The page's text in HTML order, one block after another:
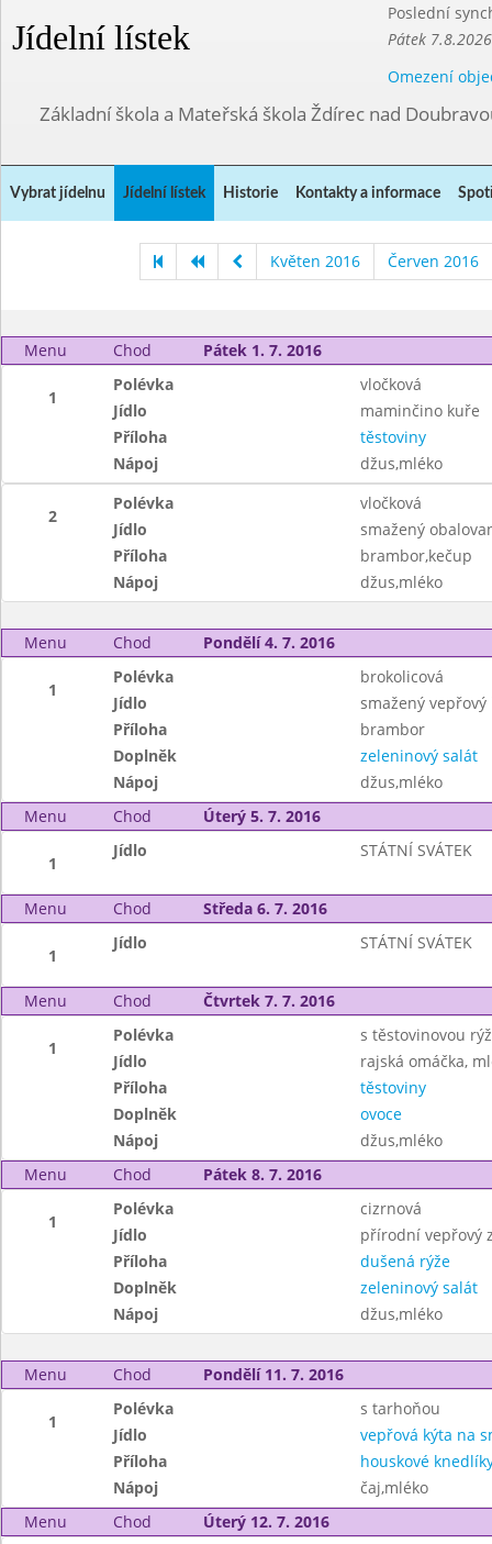
Jídelní lístek
Poslední
Pátek
Omezení
Základní škola a Mateřská škola Ždírec nad
Vybrat jídelnu Jídelní lístek Historie Kontakty a informace
Květen 2016 Červen 2016
Menu Chod Pátek 1. 7. 2016
1
Polévka
vločková
Jídlo
maminčino kuře
Příloha
těstoviny
Nápoj
džus,mléko
2
Polévka
vločková
Jídlo
smažený
Příloha
brambor,kečup
Nápoj
džus,mléko
Menu Chod Pondělí 4. 7. 2016
1
Polévka
brokolicová
Jídlo
smažený vepřový
Příloha
brambor
Doplněk
zeleninový salát
Nápoj
džus,mléko
Menu
Chod Úterý 5. 7. 2016
1
Jídlo STÁTNÍ SVÁTEK
Menu Chod Středa 6. 7. 2016
1
Jídlo STÁTNÍ SVÁTEK
Menu Chod Čtvrtek 7. 7. 2016
1
Polévka
s těstovinovou
Jídlo
rajská omáčka,
Příloha
těstoviny
Doplněk
ovoce
Nápoj
džus,mléko
Menu
Chod Pátek 8. 7. 2016
1
Polévka
cizrnová
Jídlo
přírodní vepřový
Příloha
dušená rýže
Doplněk
zeleninový salát
Nápoj
džus,mléko
Menu Chod Pondělí 11. 7. 2016
1
Polévka
s tarhoňou
Jídlo
vepřová kýta na
Příloha
houskové
Nápoj
čaj,mléko
Menu
Chod Úterý 12. 7. 2016